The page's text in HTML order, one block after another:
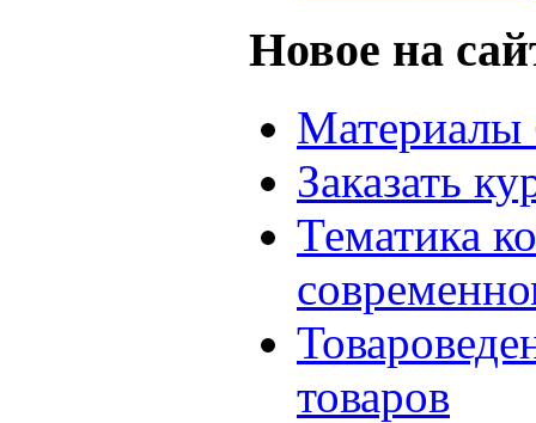
Новое на
Материалы
Заказать
Тематика
товаров